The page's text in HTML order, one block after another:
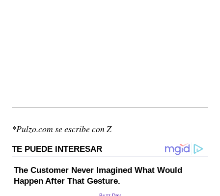
*Pulzo.com se escribe con Z